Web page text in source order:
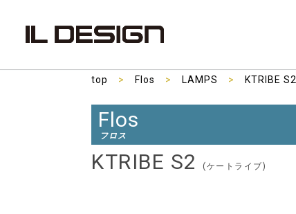
top > Flos > LAMPS > KTRIBE S2
Flos
フロス
KTRIBE S2 (ケートライブ)